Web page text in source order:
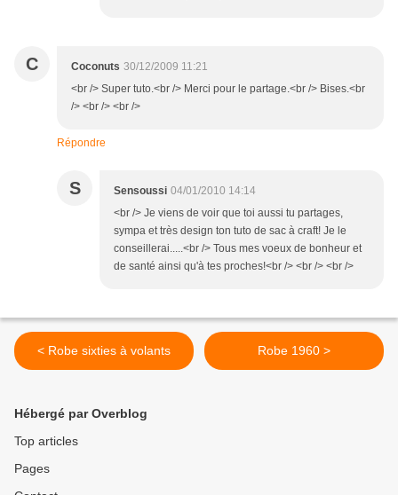
C Coconuts 30/12/2009 11:21
<br /> Super tuto.<br /> Merci pour le partage.<br /> Bises.<br
/> <br /> <br />
Répondre
S Sensoussi 04/01/2010 14:14
<br /> Je viens de voir que toi aussi tu partages,
sympa et très design ton tuto de sac à craft! Je le
conseillerai.....<br /> Tous mes voeux de bonheur et
de santé ainsi qu'à tes proches!<br /> <br /> <br />
< Robe sixties à volants Robe 1960 >
Hébergé par Overblog
Top articles
Pages